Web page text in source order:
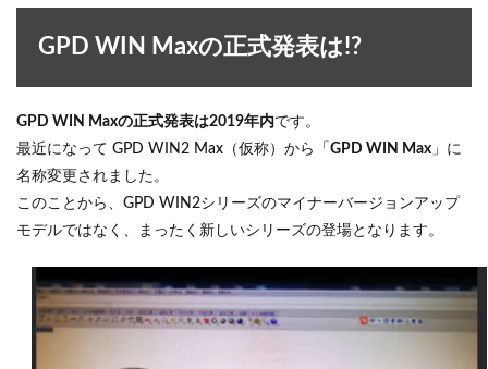
GPD WIN Maxの正式発表は!?
GPD WIN Maxの正式発表は2019年内です。
最近になって GPD WIN2 Max（仮称）から「 GPD WIN Max 」に
名称変更されました。
このことから、GPD WIN2シリーズのマイナーバージョンアップ
モデルではなく、まったく新しいシリーズの登場となります。